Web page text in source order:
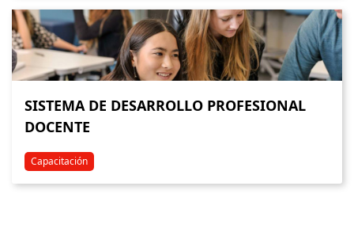
SISTEMA DE DESARROLLO PROFESIONAL
DOCENTE
Capacitación